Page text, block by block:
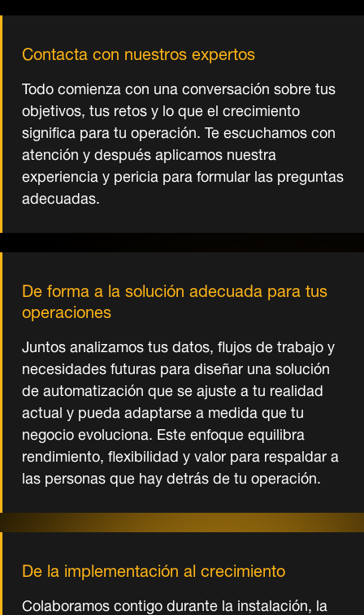
Contacta con nuestros expertos
Todo comienza con una conversación sobre tus
objetivos, tus retos y lo que el crecimiento
significa para tu operación. Te escuchamos con
atención y después aplicamos nuestra
experiencia y pericia para formular las preguntas
adecuadas.
De forma a la solución adecuada para tus
operaciones
Juntos analizamos tus datos, flujos de trabajo y
necesidades futuras para diseñar una solución
de automatización que se ajuste a tu realidad
actual y pueda adaptarse a medida que tu
negocio evoluciona. Este enfoque equilibra
rendimiento, flexibilidad y valor para respaldar a
las personas que hay detrás de tu operación.
De la implementación al crecimiento
Colaboramos contigo durante la instalación, la